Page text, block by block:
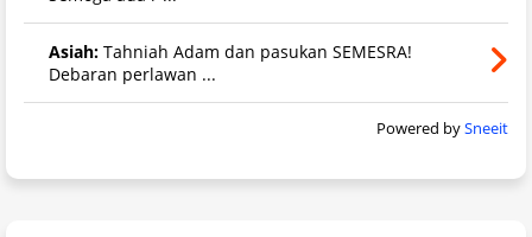
Asiah: Tahniah Adam dan pasukan SEMESRA!
Debaran perlawan ...
Powered bySneeit